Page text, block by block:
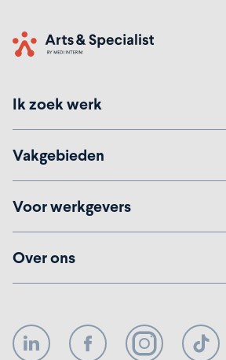
Home
Ik zoek werk
Vakgebieden
Voor werkgevers
Over ons
LinkedIn FacebookInstagram